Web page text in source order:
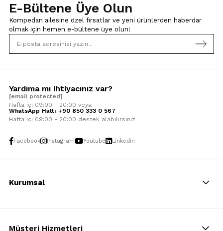
E-Bültene Üye Olun
Kompedan ailesine özel fırsatlar ve yeni ürünlerden haberdar
olmak için hemen e-bültene üye olun!
Yardıma mı ihtiyacınız var?
[email protected]
Hafta içi 09:00 - 20:00 veya
WhatsApp Hattı +90 850 333 0 567
Hafta içi 09:00 - 20:00 destek alabilirsiniz
Facebook Instagram Youtube Linkedin
Kurumsal
Müşteri Hizmetleri